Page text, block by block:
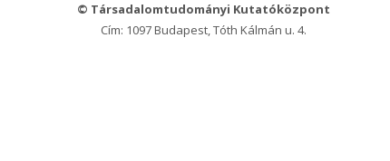
© Társadalomtudományi Kutatóközpont
Cím: 1097 Budapest, Tóth Kálmán u. 4.